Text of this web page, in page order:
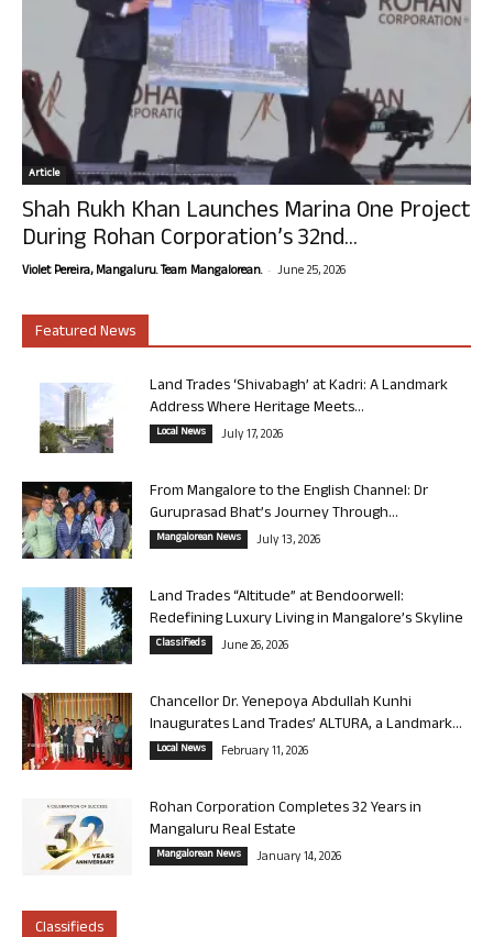
Article
Shah Rukh Khan Launches Marina One Project
During Rohan Corporation’s 32nd...
Violet Pereira, Mangaluru. Team Mangalorean. - June 25, 2026
Featured News
Land Trades ‘Shivabagh’ at Kadri: A Landmark
Address Where Heritage Meets...
Local News July 17, 2026
From Mangalore to the English Channel: Dr
Guruprasad Bhat’s Journey Through...
Mangalorean News July 13, 2026
Land Trades “Altitude” at Bendoorwell:
Redefining Luxury Living in Mangalore’s Skyline
Classifieds June 26, 2026
Chancellor Dr. Yenepoya Abdullah Kunhi
Inaugurates Land Trades’ ALTURA, a Landmark...
Local News February 11, 2026
Rohan Corporation Completes 32 Years in
Mangaluru Real Estate
Mangalorean News January 14, 2026
Classifieds